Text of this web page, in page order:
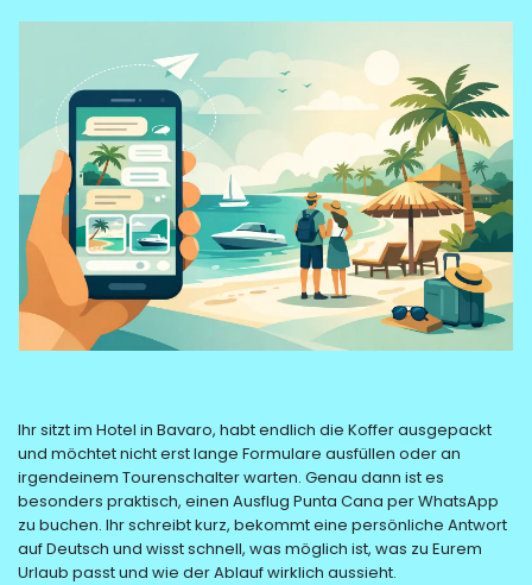
Ihr sitzt im Hotel in Bavaro, habt endlich die Koffer ausgepackt
und möchtet nicht erst lange Formulare ausfüllen oder an
irgendeinem Tourenschalter warten. Genau dann ist es
besonders praktisch, einen Ausflug Punta Cana per WhatsApp
zu buchen. Ihr schreibt kurz, bekommt eine persönliche Antwort
auf Deutsch und wisst schnell, was möglich ist, was zu Eurem
Urlaub passt und wie der Ablauf wirklich aussieht.